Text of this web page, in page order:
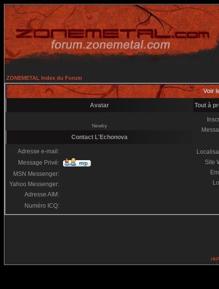
ZONEMETAL Index du Forum
Voir
Avatar Tout à
Newby
Site
Contact L'Echonova
Adresse e-mail:
Message Privé:
MSN Messenger:
Yahoo Messenger:
Adresse AIM:
Numéro ICQ: